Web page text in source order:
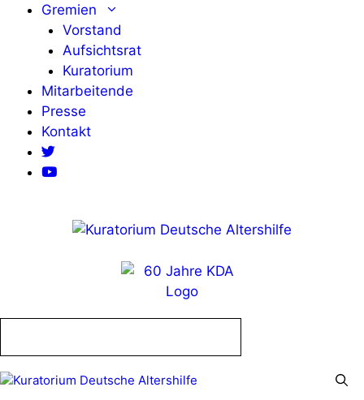
Zum
springen
Gremien
Vorstand
Aufsichtsrat
Kuratorium
Mitarbeitende
Presse
Kontakt